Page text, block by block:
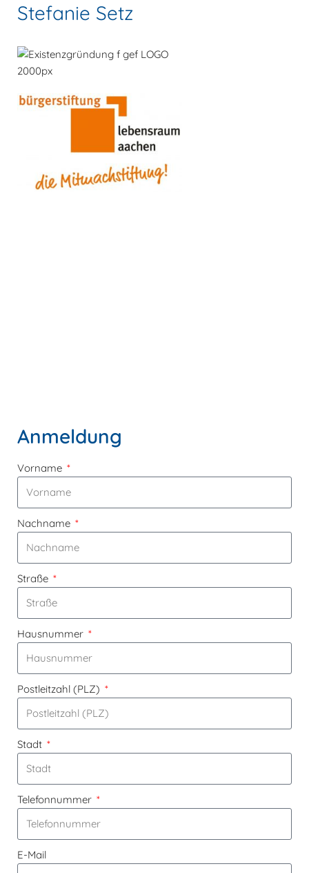
Stefanie Setz
Anmeldung
Vorname
Nachname
Straße
Hausnummer
Postleitzahl (PLZ)
Stadt
Telefonnummer
E-Mail